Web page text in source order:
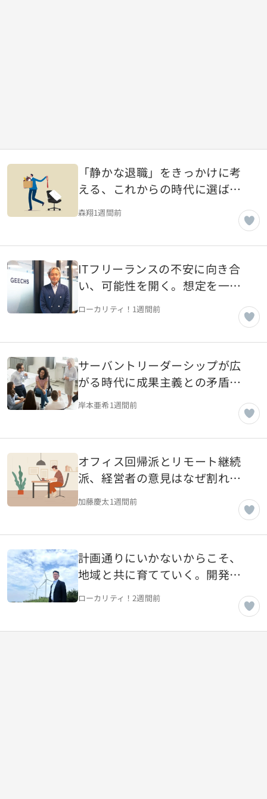
「静かな退職」をきっかけに考
える、これからの時代に選ばれ
る会社と働き方
森翔1週間前
ITフリーランスの不安に向き合
い、可能性を開く。想定を一歩
超える伴走を事業に変えてきた
ギークスの原点【東京都渋谷
ローカリティ！ 1週間前
サーバントリーダーシップが広
がる時代に成果主義との矛盾を
考える
岸本亜希1週間前
オフィス回帰派とリモート継続
派、経営者の意見はなぜ割れる
のか
加藤慶太1週間前
計画通りにいかないからこそ、
地域と共に育てていく。開発
屋・修理屋から、エネルギーを
支えるインフラ企業へ【東京都
ローカリティ！2週間前